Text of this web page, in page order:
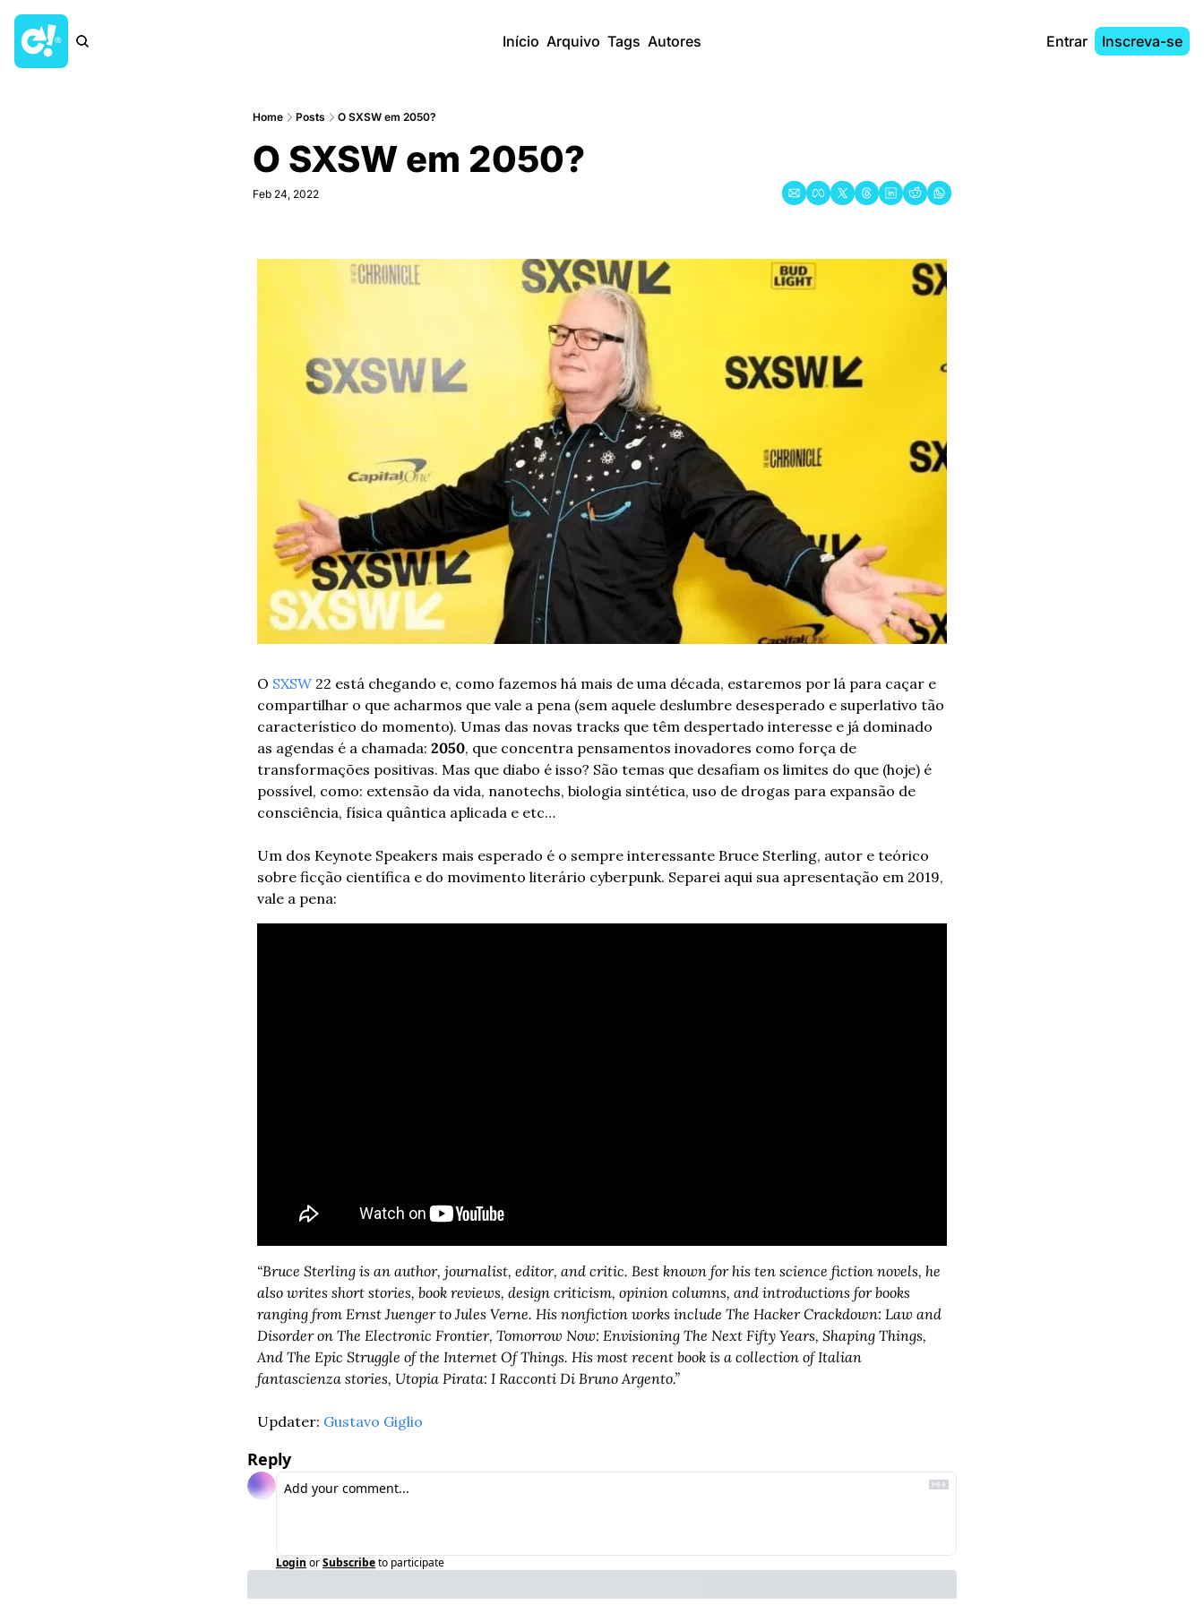
Início Arquivo Tags Autores Entrar Inscreva-se
Home Posts O SXSW em 2050?
O SXSW em 2050?
Feb 24, 2022
O SXSW 22 está chegando e, como fazemos há mais de uma década, estaremos por lá para caçar e
compartilhar o que acharmos que vale a pena (sem aquele deslumbre desesperado e superlativo tão
característico do momento). Umas das novas tracks que têm despertado interesse e já dominado
as agendas é a chamada: 2050, que concentra pensamentos inovadores como força de
transformações positivas. Mas que diabo é isso? São temas que desafiam os limites do que (hoje) é
possível, como: extensão da vida, nanotechs, biologia sintética, uso de drogas para expansão de
consciência, física quântica aplicada e etc…
Um dos Keynote Speakers mais esperado é o sempre interessante Bruce Sterling, autor e teórico
sobre ficção científica e do movimento literário cyberpunk. Separei aqui sua apresentação em 2019,
vale a pena:
“Bruce Sterling is an author, journalist, editor, and critic. Best known for his ten science fiction novels, he
also writes short stories, book reviews, design criticism, opinion columns, and introductions for books
ranging from Ernst Juenger to Jules Verne. His nonfiction works include The Hacker Crackdown: Law and
Disorder on The Electronic Frontier, Tomorrow Now: Envisioning The Next Fifty Years, Shaping Things,
And The Epic Struggle of the Internet Of Things. His most recent book is a collection of Italian
fantascienza stories, Utopia Pirata: I Racconti Di Bruno Argento.”
Updater: Gustavo Giglio
Reply
Login orSubscribeto participate